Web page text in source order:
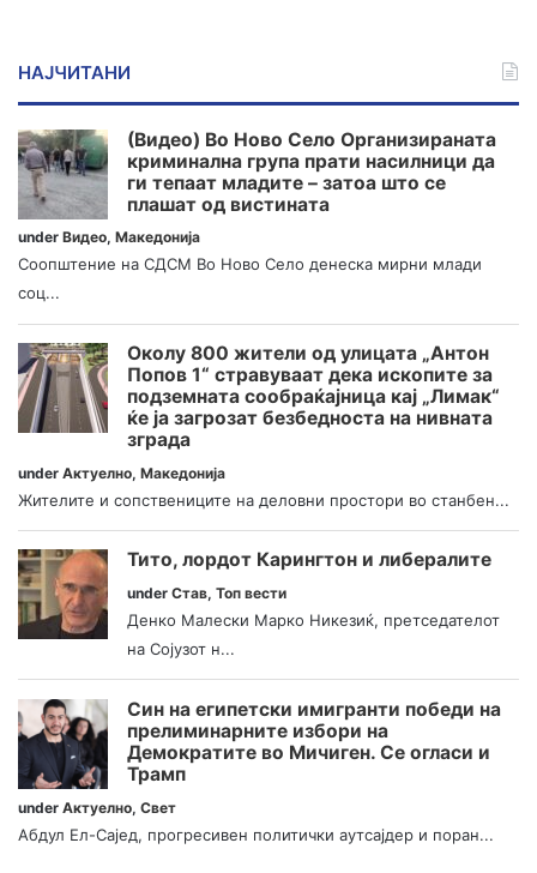
НАЈЧИТАНИ
(Видео) Во Ново Село Организираната
криминална група прати насилници да
ги тепаат младите – затоа што се
плашат од вистината
under Видео, Македонија
Соопштение на СДСМ Во Ново Село денеска мирни млади
соц...
Околу 800 жители од улицата „Антон
Попов 1“ стравуваат дека ископите за
подземната сообраќајница кај „Лимак“
ќе ја загрозат безбедноста на нивната
зграда
under Актуелно, Македонија
Жителите и сопствениците на деловни простори во станбен...
Тито, лордот Карингтон и либералите
under Став, Топ вести
Денко Малески Марко Никезиќ, претседателот
на Сојузот н...
Син на египетски имигранти победи на
прелиминарните избори на
Демократите во Мичиген. Се огласи и
Трамп
under Актуелно, Свет
Абдул Ел-Сајед, прогресивен политички аутсајдер и поран...